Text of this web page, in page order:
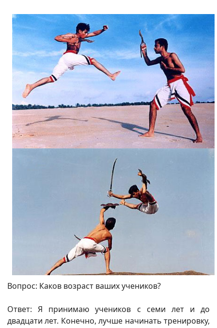
Вопрос: Каков возраст ваших учеников?
Ответ: Я принимаю учеников с семи лет и до
двадцати лет. Конечно, лучше начинать тренировку,